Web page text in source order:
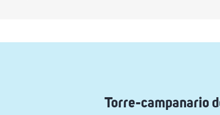
Torre-campanario